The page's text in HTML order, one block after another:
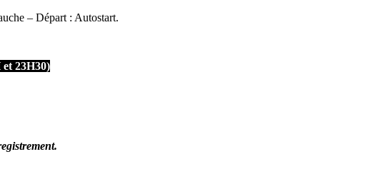
– Départ : Autostart.
23H30)